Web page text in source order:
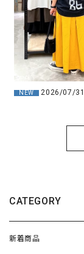
NEW 2026/07/31
CATEGORY
新着商品